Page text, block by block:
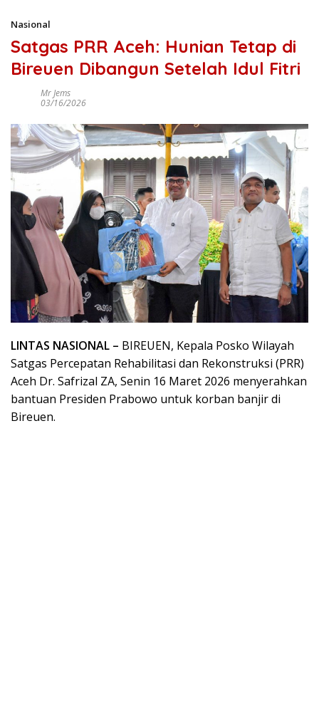
Nasional
Satgas PRR Aceh: Hunian Tetap di
Bireuen Dibangun Setelah Idul Fitri
Mr Jems
03/16/2026
LINTAS NASIONAL – BIREUEN, Kepala Posko Wilayah
Satgas Percepatan Rehabilitasi dan Rekonstruksi (PRR)
Aceh Dr. Safrizal ZA, Senin 16 Maret 2026 menyerahkan
bantuan Presiden Prabowo untuk korban banjir di
Bireuen.